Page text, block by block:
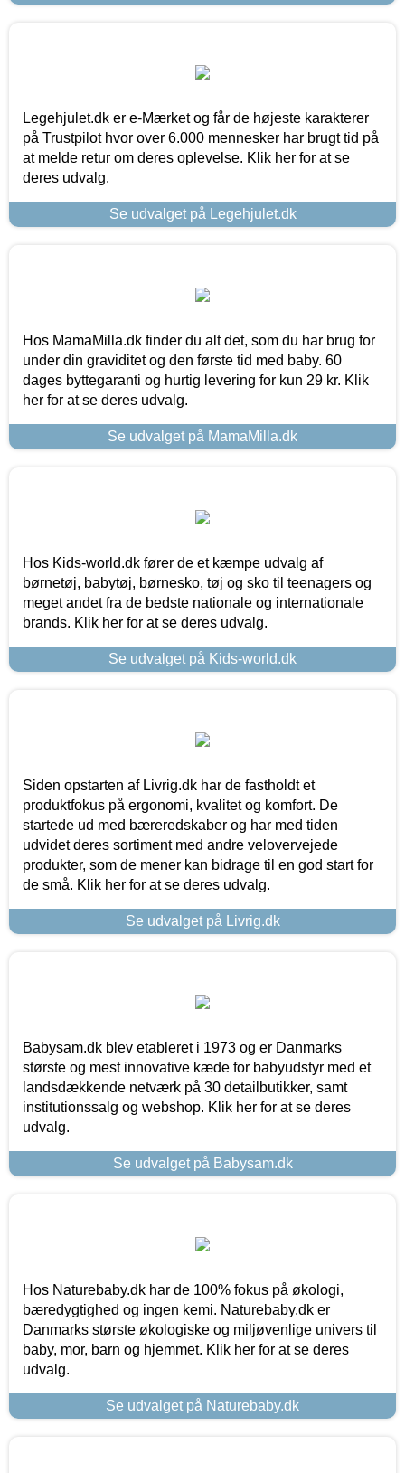
Legehjulet.dk er e-Mærket og får de højeste karakterer
på Trustpilot hvor over 6.000 mennesker har brugt tid på
at melde retur om deres oplevelse. Klik her for at se
deres udvalg.
Se udvalget på Legehjulet.dk
Hos MamaMilla.dk finder du alt det, som du har brug for
under din graviditet og den første tid med baby. 60
dages byttegaranti og hurtig levering for kun 29 kr. Klik
her for at se deres udvalg.
Se udvalget på MamaMilla.dk
Hos Kids-world.dk fører de et kæmpe udvalg af
børnetøj, babytøj, børnesko, tøj og sko til teenagers og
meget andet fra de bedste nationale og internationale
brands. Klik her for at se deres udvalg.
Se udvalget på Kids-world.dk
Siden opstarten af Livrig.dk har de fastholdt et
produktfokus på ergonomi, kvalitet og komfort. De
startede ud med bæreredskaber og har med tiden
udvidet deres sortiment med andre velovervejede
produkter, som de mener kan bidrage til en god start for
de små. Klik her for at se deres udvalg.
Se udvalget på Livrig.dk
Babysam.dk blev etableret i 1973 og er Danmarks
største og mest innovative kæde for babyudstyr med et
landsdækkende netværk på 30 detailbutikker, samt
institutionssalg og webshop. Klik her for at se deres
udvalg.
Se udvalget på Babysam.dk
Hos Naturebaby.dk har de 100% fokus på økologi,
bæredygtighed og ingen kemi. Naturebaby.dk er
Danmarks største økologiske og miljøvenlige univers til
baby, mor, barn og hjemmet. Klik her for at se deres
udvalg.
Se udvalget på Naturebaby.dk